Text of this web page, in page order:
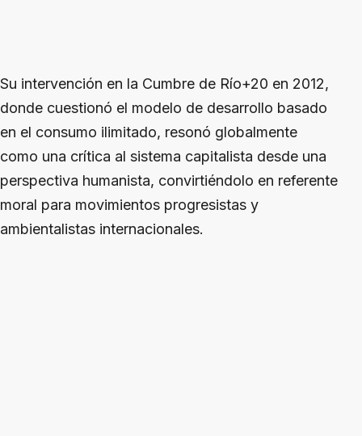
Su intervención en la Cumbre de Río+20 en 2012,
donde cuestionó el modelo de desarrollo basado
en el consumo ilimitado, resonó globalmente
como una crítica al sistema capitalista desde una
perspectiva humanista, convirtiéndolo en referente
moral para movimientos progresistas y
ambientalistas internacionales.